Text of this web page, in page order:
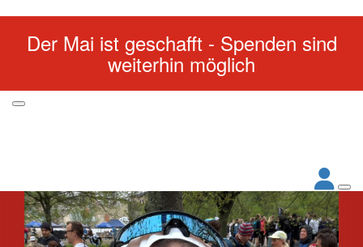
Der Mai ist geschafft - Spenden sind
weiterhin möglich